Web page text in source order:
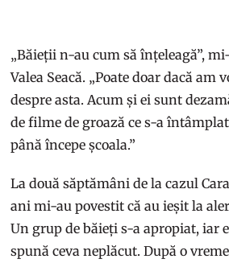
„Băieții n-au cum să înțeleagă”,
Valea Seacă. „Poate doar dacă am
despre asta. Acum și ei sunt
de filme de groază ce s-a
până începe școala.”
La două săptămâni de la cazul
ani mi-au povestit că au ieșit la
Un grup de băieți s-a apropiat, iar
spună ceva neplăcut. După o